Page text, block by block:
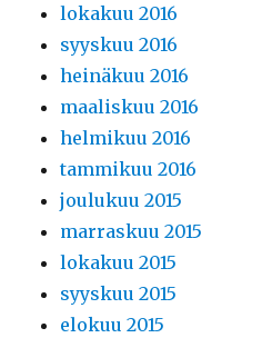
lokakuu 2016
syyskuu 2016
heinäkuu 2016
maaliskuu 2016
helmikuu 2016
tammikuu 2016
joulukuu 2015
marraskuu 2015
lokakuu 2015
syyskuu 2015
elokuu 2015